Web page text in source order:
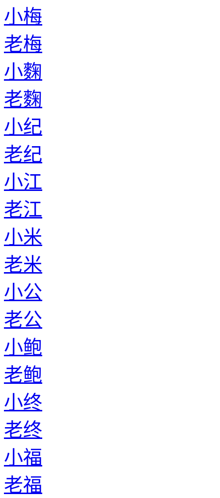
小梅
老梅
小麴
老麴
小纪
老纪
小江
老江
小米
老米
小公
老公
小鲍
老鲍
小终
老终
小福
老福